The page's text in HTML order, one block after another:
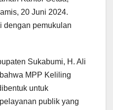
20 Juni 2024.
dengan pemukulan
Sukabumi, H. Ali
MPP Keliling
untuk
publik yang